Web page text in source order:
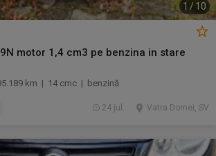
1 / 10
motor 1,4 cm3 pe benzina in stare
km | 14 cmc | benzină
Vatra Dornei, SV
24 jul.